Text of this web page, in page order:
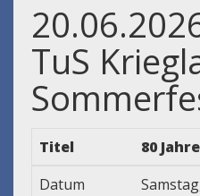
TuS
Titel
80
Datum